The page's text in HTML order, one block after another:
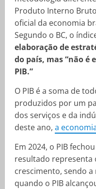
Produto Interno
oficial da economia
Segundo o BC, o
elaboração de
do país, mas “não é
PIB.”
O PIB é a soma de
produzidos por um
dos serviços e da
deste ano, a
Em 2024, o PIB
resultado representa
crescimento, sendo a
quando o PIB